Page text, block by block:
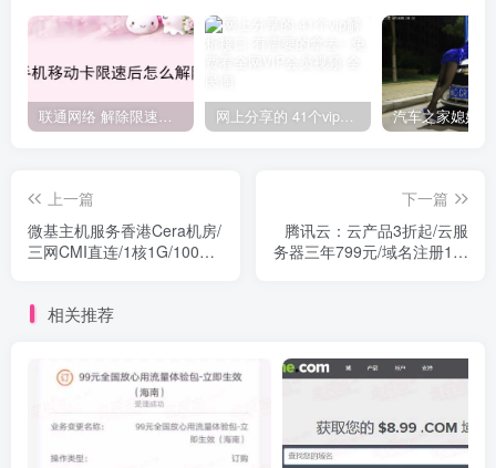
联通网络 解除限速方法参考！畅享、畅玩、老白干等及其它地区自测了 网上分享的 41个vip解析接口 有需要的拿去~ 免费看全网VIP会员视频
上一篇
微基主机服务香港Cera机房/
三网CMI直连/1核1G/100M
下一篇
腾讯云：云产品3折起/云服
务器三年799元/域名注册1元
相关推荐